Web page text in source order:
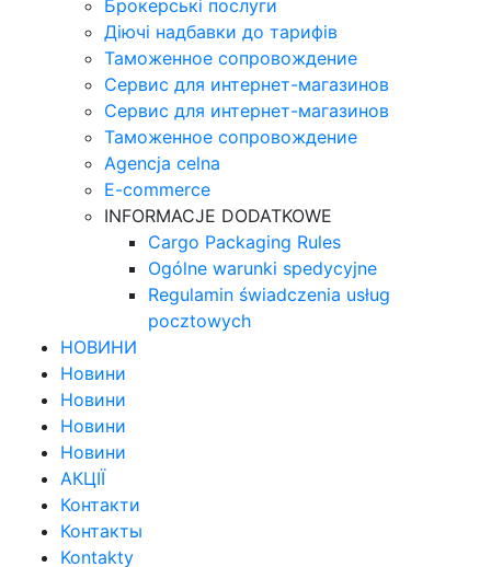
Брокерські послуги
Діючі надбавки до тарифів
Таможенное сопровождение
Сервис для интернет-магазинов
Сервис для интернет-магазинов
Таможенное сопровождение
Agencja celna
E-commerce
INFORMACJE DODATKOWE
Cargo Packaging Rules
Ogólne warunki spedycyjne
Regulamin świadczenia usług
pocztowych
НОВИНИ
Новини
Новини
Новини
Новини
АКЦІЇ
Контакти
Контакты
Kontakty